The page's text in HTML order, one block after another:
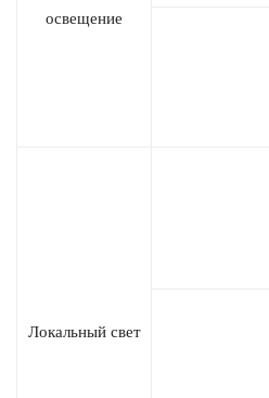
освещение
Локальный свет